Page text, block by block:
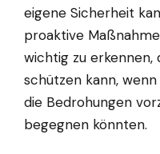
eigene Sicherheit
proaktive
wichtig zu erkennen,
schützen kann,
die Bedrohungen
begegnen könnten.